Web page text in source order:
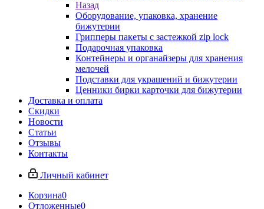
Назад
Оборудование, упаковка, хранение
бижутерии
Грипперы пакеты с застежкой zip lock
Подарочная упаковка
Контейнеры и органайзеры для хранения
мелочей
Подставки для украшений и бижутерии
Ценники бирки карточки для бижутерии
Доставка и оплата
Скидки
Новости
Статьи
Отзывы
Контакты
Личный кабинет
Корзина0
Отложенные0